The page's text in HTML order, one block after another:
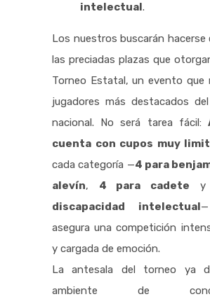
intelectual.
Los nuestros buscarán hacerse
las preciadas plazas que
Torneo Estatal, un evento que
jugadores más destacados
nacional. No será tarea fácil:
cuenta con cupos muy
cada categoría —4 para
alevín, 4 para cadete
discapacidad intelectual
asegura una competición
y cargada de emoción.
La antesala del torneo ya
ambiente de